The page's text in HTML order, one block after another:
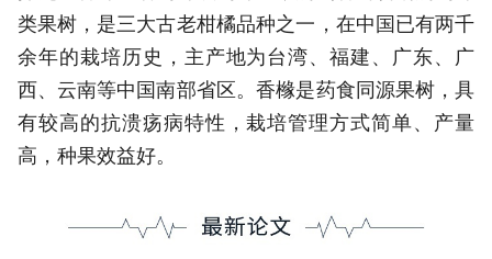
类果树，是三大古老柑橘品种之一，在中国已有两千
余年的栽培历史，主产地为台湾、福建、广东、广
西、云南等中国南部省区。香橼是药食同源果树，具
有较高的抗溃疡病特性，栽培管理方式简单、产量
高，种果效益好。